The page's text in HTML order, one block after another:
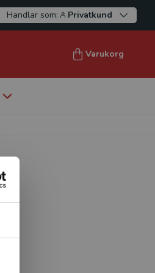
Handlar som: Privatkund
Varukorg